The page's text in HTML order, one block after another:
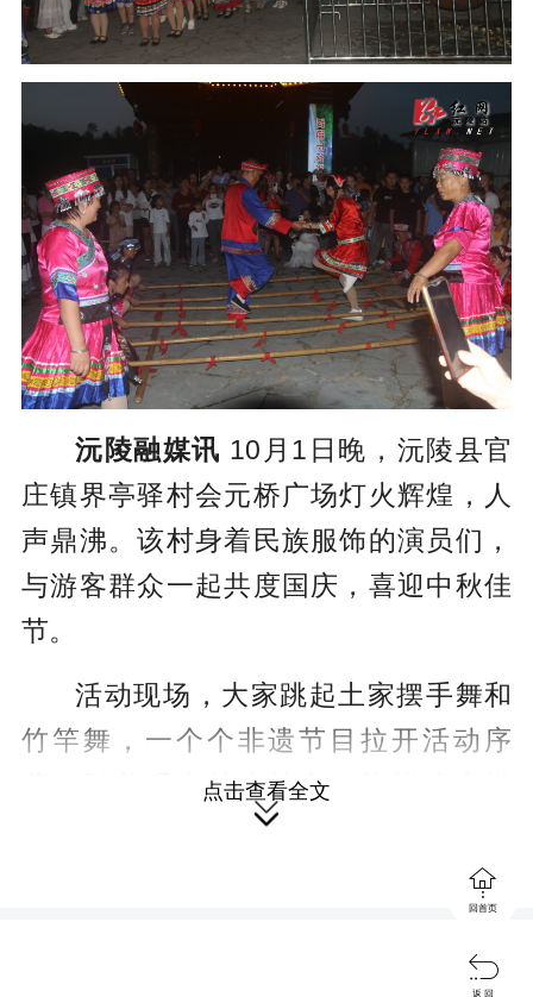
沅陵融媒讯 10月1日晚，沅陵县官
庄镇界亭驿村会元桥广场灯火辉煌，人
声鼎沸。该村身着民族服饰的演员们，
与游客群众一起共度国庆，喜迎中秋佳
节。
活动现场，大家跳起土家摆手舞和
竹竿舞，一个个非遗节目拉开活动序
幕。随着观众越来越多，熊熊篝火燃
起，礼炮声响起，烟花盛开。优美的旋
律下，大家载歌载舞，有茶乡山歌，有
跳脚舞，有时尚的蹦迪节目。驻足观看
的游人也加入到圈圈舞中，将气氛推向
点击查看全文


回首页

返 回